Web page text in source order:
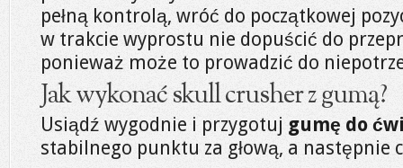
pełną kontrolą, wróć do początkowej
w trakcie wyprostu nie dopuścić do
ponieważ może to prowadzić do
Jak wykonać skull crusher z gumą?
Usiądź wygodnie i przygotuj gumę do
stabilnego punktu za głową, a następnie